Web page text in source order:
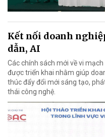
Kết nối doanh
dẫn, AI
Các chính sách mới về vi
được triển khai nhằm giúp
thúc đẩy đổi mới sáng tạo,
thái công nghệ.